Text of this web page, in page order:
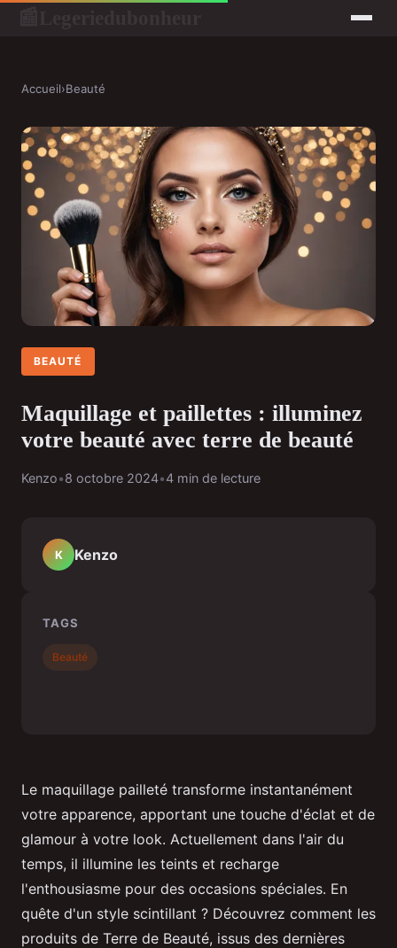
Accueil›Beauté
BEAUTÉ
Maquillage et paillettes : illuminez
votre beauté avec terre de beauté
Kenzo•8 octobre 2024•4 min de lecture
Le maquillage pailleté transforme instantanément
votre apparence, apportant une touche d'éclat et de
glamour à votre look. Actuellement dans l'air du
temps, il illumine les teints et recharge
l'enthousiasme pour des occasions spéciales. En
quête d'un style scintillant ? Découvrez comment les
produits de Terre de Beauté, issus des dernières
K Kenzo
TAGS
Beauté